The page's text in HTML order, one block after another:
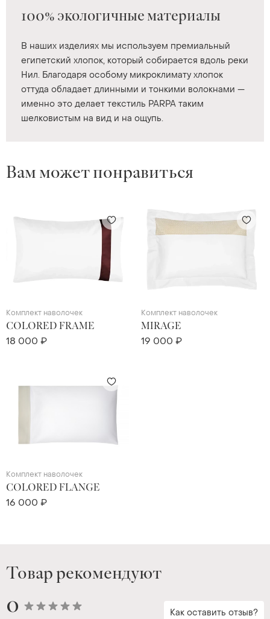
100% экологичные материалы
В наших изделиях мы используем премиальный
египетский хлопок, который собирается вдоль реки
Нил. Благодаря особому микроклимату хлопок
оттуда обладает длинными и тонкими волокнами —
именно это делает текстиль PARPA таким
шелковистым на вид и на ощупь.
Вам может понравиться
Комплект наволочек
COLORED FRAME
18 000 ₽
Комплект наволочек
MIRAGE
19 000 ₽
Комплект наволочек
COLORED FLANGE
16 000 ₽
Товар рекомендуют
0 Как оставить отзыв?